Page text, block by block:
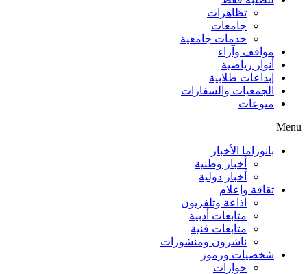
تظاهرات
جامعات
خدمات جامعية
مواقف وآراء
أنوار رياضية
إبداعات طلابية
الجمعيات والسفارات
منوعات
Menu
بانوراما الأخبار
أخبار وطنية
أخبار دولية
ثقافة وإعلام
اذاعة وتلفزيون
متابعات أدبية
متابعات فنية
ناشرون ومنشورات
شخصيات ورموز
حوارات